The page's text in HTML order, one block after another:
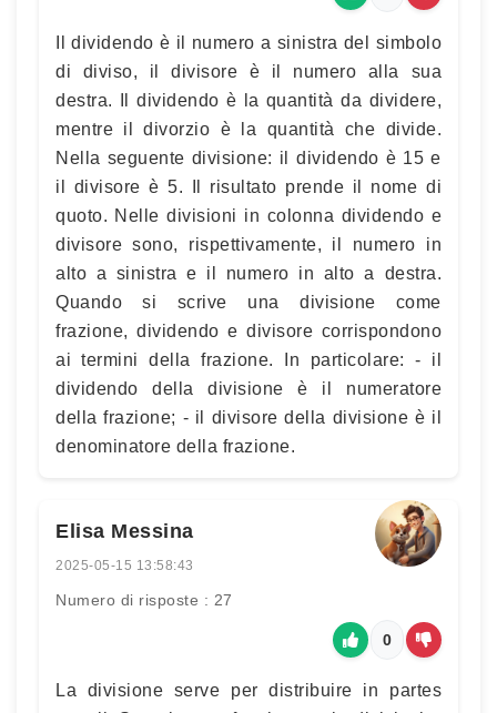
Il dividendo è il numero a sinistra del simbolo
di diviso, il divisore è il numero alla sua
destra. Il dividendo è la quantità da dividere,
mentre il divorzio è la quantità che divide.
Nella seguente divisione: il dividendo è 15 e
il divisore è 5. Il risultato prende il nome di
quoto. Nelle divisioni in colonna dividendo e
divisore sono, rispettivamente, il numero in
alto a sinistra e il numero in alto a destra.
Quando si scrive una divisione come
frazione, dividendo e divisore corrispondono
ai termini della frazione. In particolare: - il
dividendo della divisione è il numeratore
della frazione; - il divisore della divisione è il
denominatore della frazione.
Elisa Messina
2025-05-15 13:58:43
Numero di risposte : 27
0
La divisione serve per distribuire in partes